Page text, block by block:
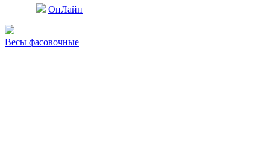
ОнЛайн
Весы фасовочные